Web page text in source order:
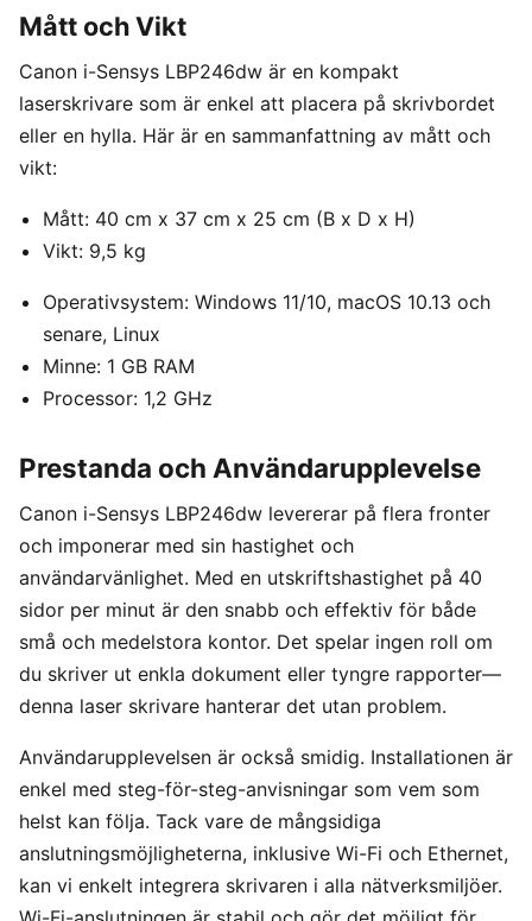
Mått och Vikt
Canon i-Sensys LBP246dw är en kompakt
laserskrivare som är enkel att placera på skrivbordet
eller en hylla. Här är en sammanfattning av mått och
vikt:
Mått: 40 cm x 37 cm x 25 cm (B x D x H)
Vikt: 9,5 kg
Operativsystem: Windows 11/10, macOS 10.13 och
senare, Linux
Minne: 1 GB RAM
Processor: 1,2 GHz
Prestanda och Användarupplevelse
Canon i-Sensys LBP246dw levererar på flera fronter
och imponerar med sin hastighet och
användarvänlighet. Med en utskriftshastighet på 40
sidor per minut är den snabb och effektiv för både
små och medelstora kontor. Det spelar ingen roll om
du skriver ut enkla dokument eller tyngre rapporter—
denna laser skrivare hanterar det utan problem.
Användarupplevelsen är också smidig. Installationen är
enkel med steg-för-steg-anvisningar som vem som
helst kan följa. Tack vare de mångsidiga
anslutningsmöjligheterna, inklusive Wi-Fi och Ethernet,
kan vi enkelt integrera skrivaren i alla nätverksmiljöer.